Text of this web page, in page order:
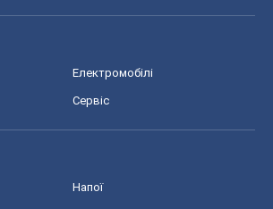
Електромобілі
Сервіс
Напої